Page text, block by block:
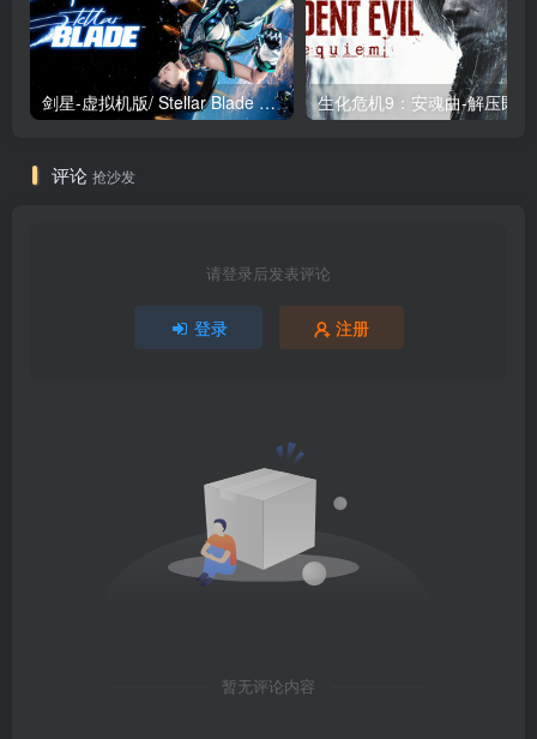
剑星-虚拟机版/ Stellar Blade v1.4.1|Build.19963153 终极版新补丁 送修改器 免安装中文版
评论 抢沙发
请登录后发表评论
登录 注册
暂无评论内容